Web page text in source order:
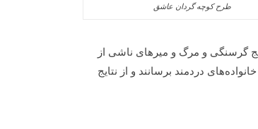
طرح کوچه گردان عاشق
گرسنگی و مرگ و میرهای ناشی از
دردمند برسانند و از نتایج